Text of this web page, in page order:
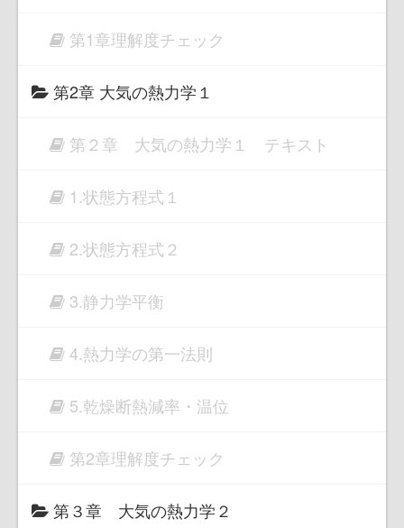
第1章理解度チェック
第2章 大気の熱力学１
第２章 大気の熱力学１ テキスト
1.状態方程式１
2.状態方程式２
3.静力学平衡
4.熱力学の第一法則
5.乾燥断熱減率・温位
第2章理解度チェック
第３章 大気の熱力学２